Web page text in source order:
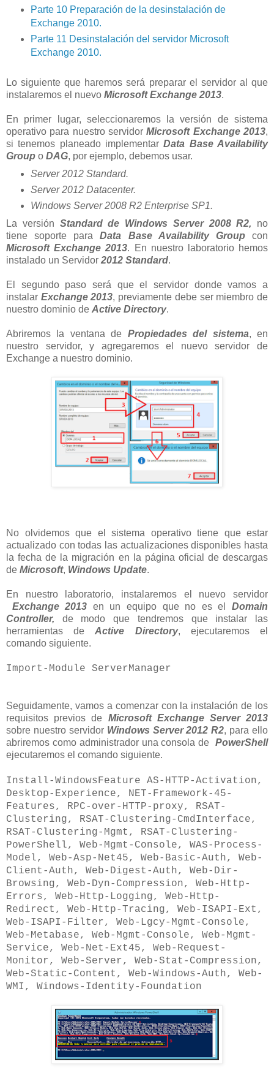
Parte 10 Preparación de la desinstalación de
Exchange 2010.
Parte 11 Desinstalación del servidor Microsoft
Exchange 2010.
Lo siguiente que haremos será preparar el servidor al que
instalaremos el nuevo Microsoft Exchange 2013.
En primer lugar, seleccionaremos la versión de sistema
operativo para nuestro servidorMicrosoft Exchange 2013,
si tenemos planeado implementarData Base Availability
Group o DAG, por ejemplo, debemos usar.
Server 2012 Standard.
Server 2012 Datacenter.
Windows Server 2008 R2 Enterprise SP1.
La versión Standard de Windows Server 2008 R2, no
tiene soporte paraData Base Availability Groupcon
Microsoft Exchange 2013.
En nuestro laboratorio hemos
instalado un Servidor 2012 Standard.
El segundo paso será que el servidor donde vamos a
instalar Exchange 2013, previamente debe ser miembro de
nuestro dominio de Active Directory.
Abriremos la ventana de Propiedades del sistema, en
nuestro servidor, y agregaremos el nuevo servidor de
Exchange a nuestro dominio.
No olvidemos que el sistema operativo tiene que estar
actualizado con todas las actualizaciones disponibles hasta
la fecha de la migración en la página oficial de descargas
de Microsoft, Windows Update.
En nuestro laboratorio, instalaremos el nuevo servidor
Exchange 2013 en un equipo que no es elDomain
Controller, de modo que tendremos que instalar las
herramientas deActive Directory, ejecutaremos el
comando siguiente.
Import-Module ServerManager
Seguidamente, vamos a comenzar con la instalación de los
requisitos previos de Microsoft Exchange Server 2013
sobre nuestro servidor Windows Server 2012 R2, para ello
abriremos como administrador una consola de PowerShell
ejecutaremos el comando siguiente.
Install-WindowsFeature AS-HTTP-Activation,
Desktop-Experience, NET-Framework-45-
Features, RPC-over-HTTP-proxy, RSAT-
Clustering, RSAT-Clustering-CmdInterface,
RSAT-Clustering-Mgmt, RSAT-Clustering-
PowerShell, Web-Mgmt-Console, WAS-Process-
Model, Web-Asp-Net45, Web-Basic-Auth, Web-
Client-Auth, Web-Digest-Auth, Web-Dir-
Browsing, Web-Dyn-Compression, Web-Http-
Errors, Web-Http-Logging, Web-Http-
Redirect, Web-Http-Tracing, Web-ISAPI-Ext,
Web-ISAPI-Filter, Web-Lgcy-Mgmt-Console,
Web-Metabase, Web-Mgmt-Console, Web-Mgmt-
Service, Web-Net-Ext45, Web-Request-
Monitor, Web-Server, Web-Stat-Compression,
Web-Static-Content, Web-Windows-Auth, Web-
WMI, Windows-Identity-Foundation